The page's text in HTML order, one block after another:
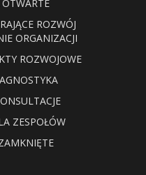
ROZWÓJ
ORGANIZACJI
ROZWOJOWE
ZESPOŁÓW